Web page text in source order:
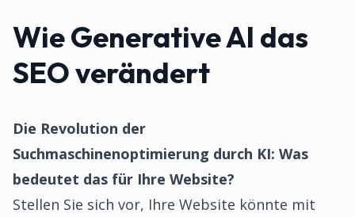
Wie Generative AI das
SEO verändert
Die Revolution der
Suchmaschinenoptimierung durch KI: Was
bedeutet das für Ihre Website?
Stellen Sie sich vor, Ihre Website könnte mit